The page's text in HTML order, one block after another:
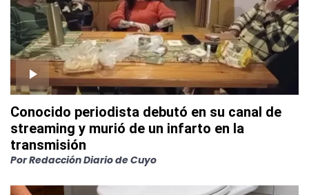
Conocido periodista debutó en su canal de
streaming y murió de un infarto en la
transmisión
PorRedacción Diario de Cuyo